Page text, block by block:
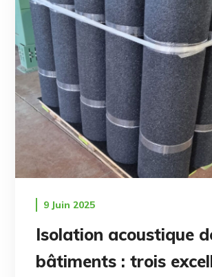
9 Juin 2025
Isolation acoustique
bâtiments : trois